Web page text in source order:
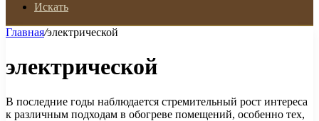
Искать
Главная/электрической
электрической
В последние годы наблюдается стремительный рост интереса
к различным подходам в обогреве помещений, особенно тех,